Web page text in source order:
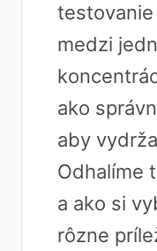
medzi
ako
aby
Odhalíme
a ako si
rôzne